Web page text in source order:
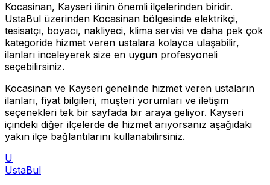
Kocasinan, Kayseri ilinin önemli ilçelerinden biridir.
UstaBul üzerinden Kocasinan bölgesinde elektrikçi,
tesisatçı, boyacı, nakliyeci, klima servisi ve daha pek çok
kategoride hizmet veren ustalara kolayca ulaşabilir,
ilanları inceleyerek size en uygun profesyoneli
seçebilirsiniz.
Kocasinan ve Kayseri genelinde hizmet veren ustaların
ilanları, fiyat bilgileri, müşteri yorumları ve iletişim
seçenekleri tek bir sayfada bir araya geliyor. Kayseri
içindeki diğer ilçelerde de hizmet arıyorsanız aşağıdaki
yakın ilçe bağlantılarını kullanabilirsiniz.
U
UstaBul